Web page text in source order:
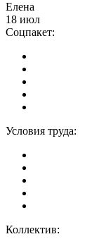
Елена
18 июл
Соцпакет:
Условия труда:
Коллектив: